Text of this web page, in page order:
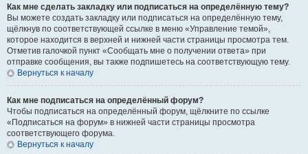
Как мне сделать закладку или подписаться на определённую тему?
Вы можете создать закладку или подписаться на определённую тему,
щёлкнув по соответствующей ссылке в меню «Управление темой»,
которое находится в верхней и нижней части страницы просмотра тем.
Отметив галочкой пункт «Сообщать мне о получении ответа» при
отправке сообщения, вы также подпишетесь на соответствующую тему.
Вернуться к началу
Как мне подписаться на определённый форум?
Чтобы подписаться на определённый форум, щёлкните по ссылке
«Подписаться на форум» в нижней части страницы просмотра
соответствующего форума.
Вернуться к началу